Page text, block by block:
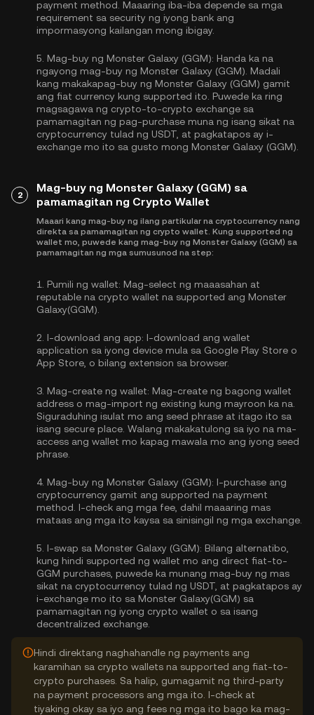
payment method. Maaaring iba-iba depende sa mga
requirement sa security ng iyong bank ang
impormasyong kailangan mong ibigay.
5. Mag-buy ng Monster Galaxy (GGM): Handa ka na
ngayong mag-buy ng Monster Galaxy (GGM). Madali
kang makakapag-buy ng Monster Galaxy (GGM) gamit
ang fiat currency kung supported ito. Puwede ka ring
magsagawa ng crypto-to-crypto exchange sa
pamamagitan ng pag-purchase muna ng isang sikat na
cryptocurrency tulad ng USDT , at pagkatapos ay i-
exchange mo ito sa gusto mong Monster Galaxy (GGM).
2
Mag-buy ng Monster Galaxy (GGM) sa
pamamagitan ng Crypto Wallet
Maaari kang mag-buy ng ilang partikular na cryptocurrency nang
direkta sa pamamagitan ng crypto wallet. Kung supported ng
wallet mo, puwede kang mag-buy ng Monster Galaxy (GGM) sa
pamamagitan ng mga sumusunod na step:
1. Pumili ng wallet: Mag-select ng maaasahan at
reputable na crypto wallet na supported ang Monster
Galaxy(GGM).
2. I-download ang app: I-download ang wallet
application sa iyong device mula sa Google Play Store o
App Store, o bilang extension sa browser.
3. Mag-create ng wallet: Mag-create ng bagong wallet
address o mag-import ng existing kung mayroon ka na.
Siguraduhing isulat mo ang seed phrase at itago ito sa
isang secure place. Walang makakatulong sa iyo na ma-
access ang wallet mo kapag mawala mo ang iyong seed
phrase.
4. Mag-buy ng Monster Galaxy (GGM): I-purchase ang
cryptocurrency gamit ang supported na payment
method. I-check ang mga fee, dahil maaaring mas
mataas ang mga ito kaysa sa sinisingil ng mga exchange.
5. I-swap sa Monster Galaxy (GGM): Bilang alternatibo,
kung hindi supported ng wallet mo ang direct fiat-to-
GGM purchases, puwede ka munang mag-buy ng mas
sikat na cryptocurrency tulad ng USDT, at pagkatapos ay
i-exchange mo ito sa Monster Galaxy(GGM) sa
pamamagitan ng iyong crypto wallet o sa isang
decentralized exchange.
Hindi direktang naghahandle ng payments ang
karamihan sa crypto wallets na supported ang fiat-to-
crypto purchases. Sa halip, gumagamit ng third-party
na payment processors ang mga ito. I-check at
tiyaking okay sa iyo ang fees ng mga ito bago ka mag-